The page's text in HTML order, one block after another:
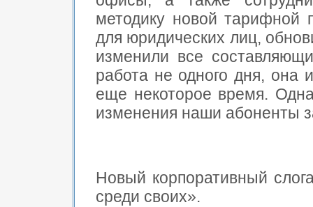
методику новой тарифной
для юридических лиц,
изменили все
работа не одного дня, она
еще некоторое время.
изменения наши абоненты
Новый корпоративный
среди своих».